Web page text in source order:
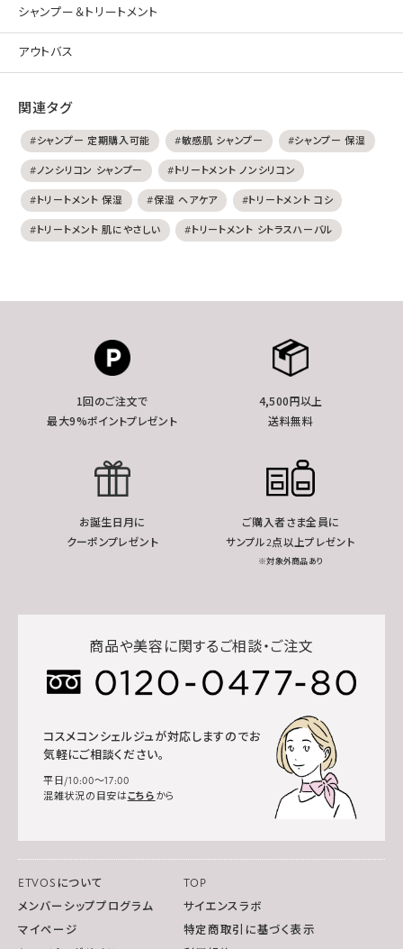
シャンプー＆トリートメント
アウトバス
関連タグ
#シャンプー 定期購入可能 #敏感肌 シャンプー #シャンプー 保湿
#ノンシリコン シャンプー #トリートメント ノンシリコン
#トリートメント 保湿 #保湿 ヘアケア #トリートメント コシ
#トリートメント 肌にやさしい #トリートメント シトラスハーバル
1回のご注文で
最大9%ポイントプレゼント
4,500円以上
送料無料
お誕生日月に
クーポンプレゼント
ご購入者さま全員に
サンプル2点以上プレゼント
※対象外商品あり
商品や美容に関するご相談・ご注文
コスメコンシェルジュが対応しますのでお
気軽にご相談ください。
平日/10:00～17:00
混雑状況の目安はこちら から
ETVOSについて
TOP
メンバーシッププログラム
サイエンスラボ
マイページ
特定商取引に基づく表示